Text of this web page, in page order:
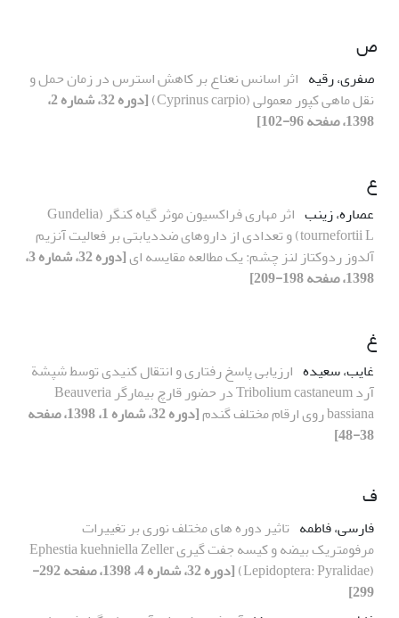
ص
صفری، رقیه اثر اسانس نعناع بر کاهش استرس در زمان حمل و
نقل ماهی کپور معمولی (Cyprinus carpio)
[دوره 32، شماره 2،
1398، صفحه 96-102]
ع
عصاره، زینب
اثر مهاری فراکسیون موثر گیاه کنگر (Gundelia
tournefortii L) و تعدادی از داروهای ضددیابتی بر فعالیت آنزیم
آلدوز ردوکتاز لنز چشم: یک مطالعه مقایسه ای
[دوره 32، شماره 3،
1398، صفحه 198-209]
غ
غایب، سعیده ارزیابی پاسخ رفتاری و انتقال کنیدی توسط شپشة
آرد Tribolium castaneum در حضور قارچ بیمارگر Beauveria
bassiana روی ارقام مختلف گندم
[دوره 32، شماره 1، 1398، صفحه
38-48]
ف
فارسی، فاطمه تاثیر دوره های مختلف نوری بر تغییرات
مرفومتریک بیضه و کیسه جفت گیری Ephestia kuehniella Zeller
(Lepidoptera: Pyralidae)
[دوره 32، شماره 4، 1398، صفحه 292-
299]